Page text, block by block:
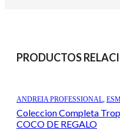
PRODUCTOS
ANDREIA PROFESSIONAL,
Coleccion Completa
COCO DE REGALO